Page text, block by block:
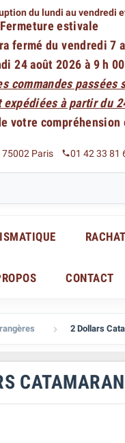
du lundi au vendredi
Fermeture estivale
fermé du vendredi 7
24 août 2026 à 9 h
commandes
à partir du
votre
75002 Paris phone01 42 33 81
CONTACT
 2 Dollars